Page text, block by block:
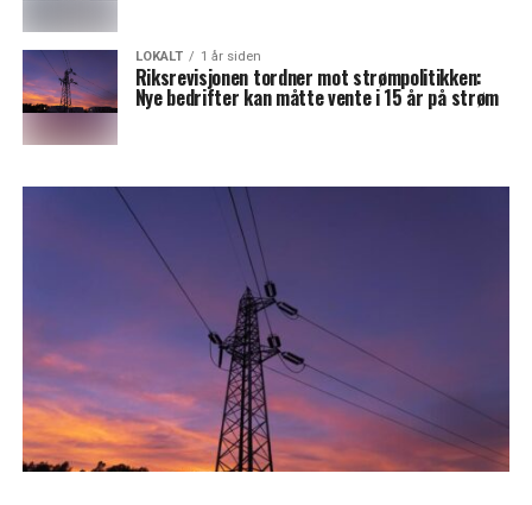
LOKALT 1 år siden
Riksrevisjonen tordner mot strømpolitikken:
Nye bedrifter kan måtte vente i 15 år på strøm